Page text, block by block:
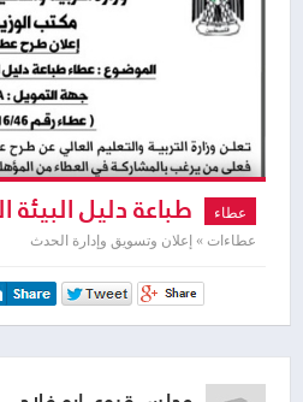
عطاء طباعة دليل البيئة
عطاءات » إعلان وتسويق وإدارة الحدث